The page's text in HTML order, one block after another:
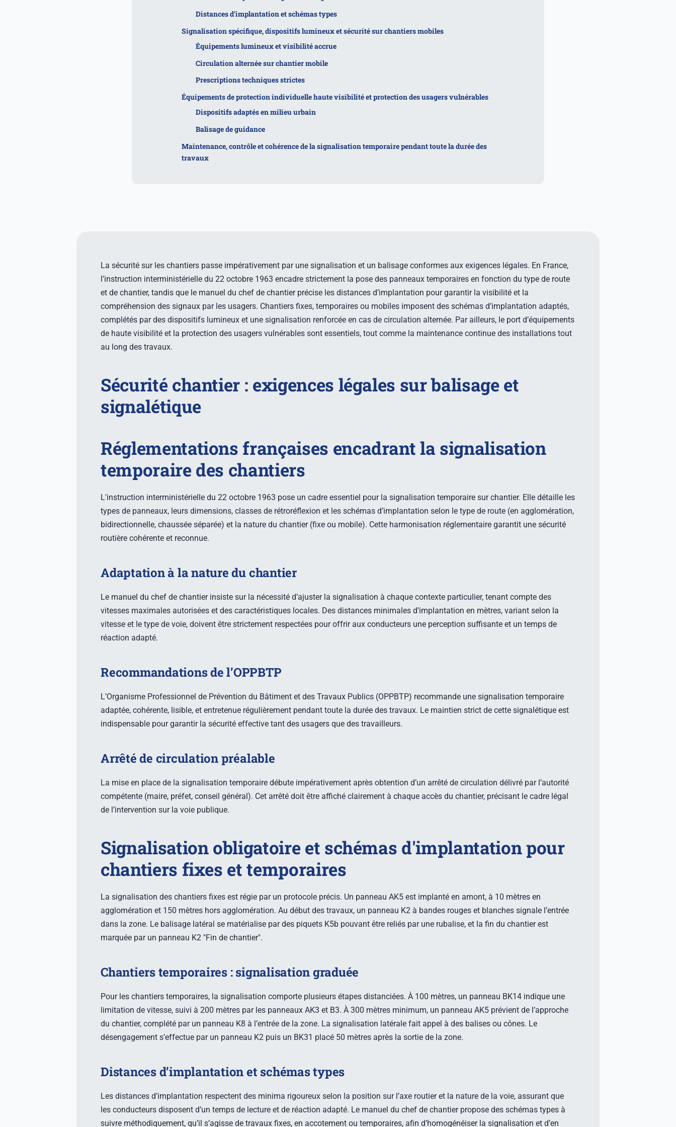
Distances d’implantation et schémas types
Signalisation spécifique, dispositifs lumineux et sécurité sur chantiers mobiles
Équipements lumineux et visibilité accrue
Circulation alternée sur chantier mobile
Prescriptions techniques strictes
Équipements de protection individuelle haute visibilité et protection des usagers vulnérables
Dispositifs adaptés en milieu urbain
Balisage de guidance
Maintenance, contrôle et cohérence de la signalisation temporaire pendant toute la durée des
travaux
La sécurité sur les chantiers passe impérativement par une signalisation et un balisage conformes aux exigences légales. En France,
l’instruction interministérielle du 22 octobre 1963 encadre strictement la pose des panneaux temporaires en fonction du type de route
et de chantier, tandis que le manuel du chef de chantier précise les distances d’implantation pour garantir la visibilité et la
compréhension des signaux par les usagers. Chantiers fixes, temporaires ou mobiles imposent des schémas d’implantation adaptés,
complétés par des dispositifs lumineux et une signalisation renforcée en cas de circulation alternée. Par ailleurs, le port d’équipements
de haute visibilité et la protection des usagers vulnérables sont essentiels, tout comme la maintenance continue des installations tout
au long des travaux.
Sécurité chantier : exigences légales sur balisage et
signalétique
Réglementations françaises encadrant la signalisation
temporaire des chantiers
L'instruction interministérielle du 22 octobre 1963 pose un cadre essentiel pour la signalisation temporaire sur chantier. Elle détaille les
types de panneaux, leurs dimensions, classes de rétroréflexion et les schémas d’implantation selon le type de route (en agglomération,
bidirectionnelle, chaussée séparée) et la nature du chantier (fixe ou mobile). Cette harmonisation réglementaire garantit une sécurité
routière cohérente et reconnue.
Adaptation à la nature du chantier
Le manuel du chef de chantier insiste sur la nécessité d’ajuster la signalisation à chaque contexte particulier, tenant compte des
vitesses maximales autorisées et des caractéristiques locales. Des distances minimales d’implantation en mètres, variant selon la
vitesse et le type de voie, doivent être strictement respectées pour offrir aux conducteurs une perception suffisante et un temps de
réaction adapté.
Recommandations de l’OPPBTP
L’Organisme Professionnel de Prévention du Bâtiment et des Travaux Publics (OPPBTP) recommande une signalisation temporaire
adaptée, cohérente, lisible, et entretenue régulièrement pendant toute la durée des travaux. Le maintien strict de cette signalétique est
indispensable pour garantir la sécurité effective tant des usagers que des travailleurs.
Arrêté de circulation préalable
La mise en place de la signalisation temporaire débute impérativement après obtention d’un arrêté de circulation délivré par l’autorité
compétente (maire, préfet, conseil général). Cet arrêté doit être affiché clairement à chaque accès du chantier, précisant le cadre légal
de l’intervention sur la voie publique.
Signalisation obligatoire et schémas d'implantation pour
chantiers fixes et temporaires
La signalisation des chantiers fixes est régie par un protocole précis. Un panneau AK5 est implanté en amont, à 10 mètres en
agglomération et 150 mètres hors agglomération. Au début des travaux, un panneau K2 à bandes rouges et blanches signale l’entrée
dans la zone. Le balisage latéral se matérialise par des piquets K5b pouvant être reliés par une rubalise, et la fin du chantier est
marquée par un panneau K2 "Fin de chantier".
Chantiers temporaires : signalisation graduée
Pour les chantiers temporaires, la signalisation comporte plusieurs étapes distanciées. À 100 mètres, un panneau BK14 indique une
limitation de vitesse, suivi à 200 mètres par les panneaux AK3 et B3. À 300 mètres minimum, un panneau AK5 prévient de l’approche
du chantier, complété par un panneau K8 à l’entrée de la zone. La signalisation latérale fait appel à des balises ou cônes. Le
désengagement s’effectue par un panneau K2 puis un BK31 placé 50 mètres après la sortie de la zone.
Distances d’implantation et schémas types
Les distances d’implantation respectent des minima rigoureux selon la position sur l’axe routier et la nature de la voie, assurant que
les conducteurs disposent d’un temps de lecture et de réaction adapté. Le manuel du chef de chantier propose des schémas types à
suivre méthodiquement, qu’il s’agisse de travaux fixes, en accotement ou temporaires, afin d’homogénéiser la signalisation et d’en